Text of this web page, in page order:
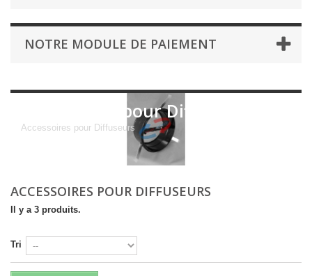
NOTRE MODULE DE PAIEMENT
Accessoires pour Diffuseurs
Accessoires pour Diffuseurs
ACCESSOIRES POUR DIFFUSEURS
Il y a 3 produits.
Tri